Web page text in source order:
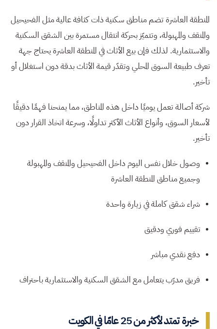
المنطقة العاشرة تضم مناطق سكنية ذات كثافة عالية مثل الفحيحيل
والمنقف والمهبولة، وتتميّز بحركة انتقال مستمرة بين الشقق السكنية
والاستثمارية. لذلك فإن بيع الأثاث في المنطقة العاشرة يحتاج جهة
تعرف طبيعة السوق المحلي وتقدّر قيمة الأثاث بدقة دون استغلال أو
تأخير.
شركة أصالة تعمل يوميًا داخل هذه المناطق، مما يمنحنا فهمًا دقيقًا
لأسعار السوق، وأنواع الأثاث الأكثر تداولًا، وسرعة اتخاذ القرار دون
تأخير.
وصول خلال نفس اليوم داخل الفحيحيل والمنقف والمهبولة
وجميع مناطق المنطقة العاشرة
شراء شقق كاملة في زيارة واحدة
تقييم فوري ودقيق
دفع نقدي مباشر
فريق مدرّب يتعامل مع الشقق السكنية والاستثمارية باحتراف
خبرة تمتد لأكثر من 25 عامًا في الكويت